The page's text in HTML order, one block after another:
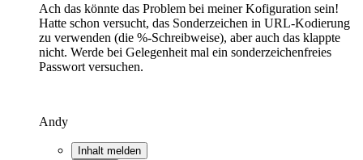
Ach das könnte das Problem bei meiner Kofiguration sein!
Hatte schon versucht, das Sonderzeichen in URL-Kodierung
zu verwenden (die %-Schreibweise), aber auch das klappte
nicht. Werde bei Gelegenheit mal ein sonderzeichenfreies
Passwort versuchen.
Andy
Inhalt melden